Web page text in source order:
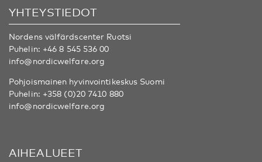
YHTEYSTIEDOT
Nordens välfärdscenter Ruotsi
Puhelin: +46 8 545 536 00
info@nordicwelfare.org
Pohjoismainen hyvinvointikeskus Suomi
Puhelin: +358 (0)20 7410 880
info@nordicwelfare.org
AIHEALUEET